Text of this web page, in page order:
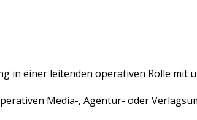
in einer leitenden operativen Rolle mit
Media-, Agentur- oder